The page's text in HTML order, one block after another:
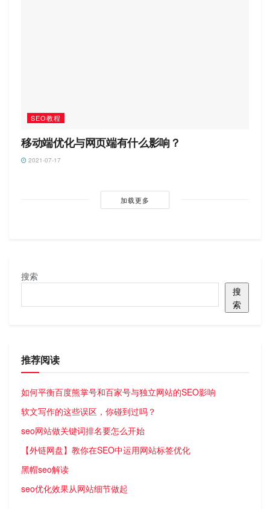
SEO教程
移动端优化与网页端有什么影响？
2021-07-17
加载更多
搜索
搜
索
推荐阅读
如何平衡百度熊掌号和百家号与独立网站的SEO影响
软文写作的这些误区，你碰到过吗？
seo网站做关键词排名要怎么开始
【外链网盘】教你在SEO中运用网站标签优化
黑帽seo解读
seo优化效果从网站细节做起